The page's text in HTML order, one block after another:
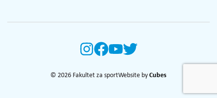
© 2026 Fakultet za sportWebsite by Cubes